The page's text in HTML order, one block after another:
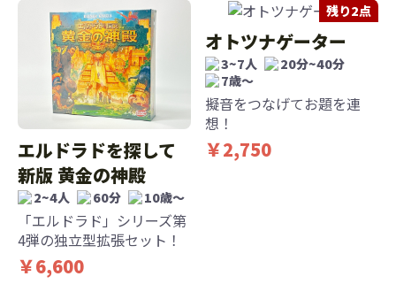
エルドラドを探して
新版 黄金の神殿
2~4人 60分 10歳〜
「エルドラド」シリーズ第
4弾の独立型拡張セット！
￥6,600
残り2点
オトツナゲーター
3~7人
20分~40分
7歳〜
擬音をつなげてお題を連
想！
￥2,750